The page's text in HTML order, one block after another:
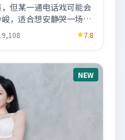
但某一通电话戏可能会
，适合想安静哭一场又
7.8
NEW